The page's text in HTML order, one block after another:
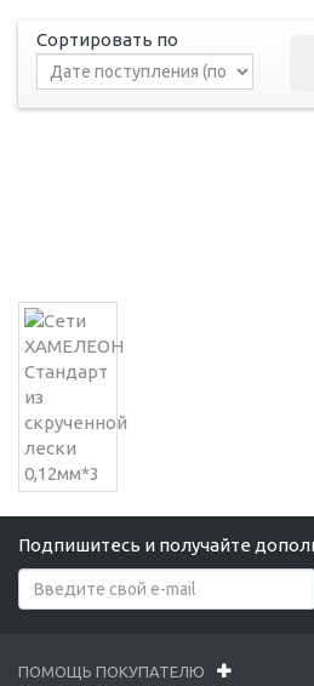
Сортировать по
Подпишитесь и получайте
ПОМОЩЬ ПОКУПАТЕЛЮ